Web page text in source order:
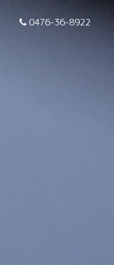
0476-36-8922